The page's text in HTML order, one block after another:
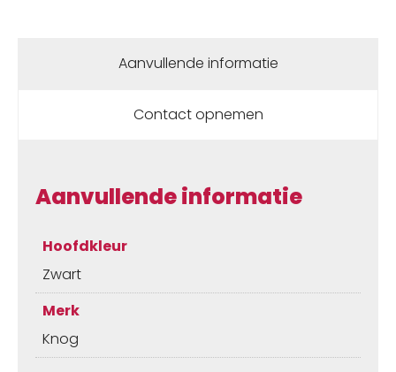
Aanvullende informatie
Contact opnemen
Aanvullende informatie
Hoofdkleur
Zwart
Merk
Knog